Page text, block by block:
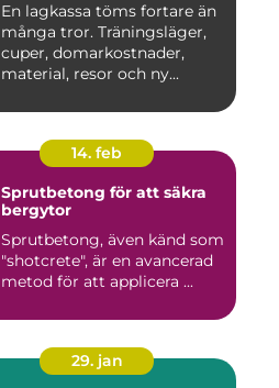
En lagkassa töms fortare än
många tror. Träningsläger,
cuper, domarkostnader,
material, resor och ny...
14. feb
Sprutbetong för att säkra
bergytor
Sprutbetong, även känd som
"shotcrete", är en avancerad
metod för att applicera ...
29. jan